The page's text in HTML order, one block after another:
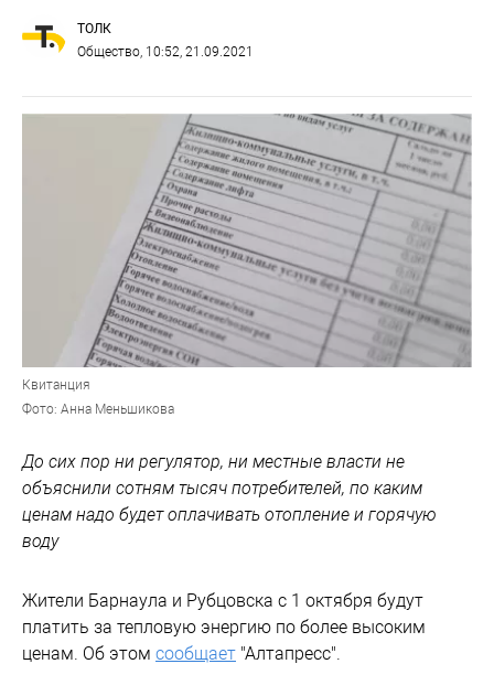
ТОЛК
Общество, 10:52, 21.09.2021
Квитанция
Фото: Анна Меньшикова
До сих пор ни регулятор, ни местные власти не
объяснили сотням тысяч потребителей, по каким
ценам надо будет оплачивать отопление и горячую
воду
Жители Барнаула и Рубцовска с 1 октября будут
платить за тепловую энергию по более высоким
ценам. Об этом сообщает "Алтапресс".